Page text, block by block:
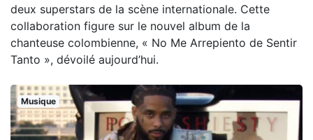
deux superstars de la scène internationale. Cette
collaboration figure sur le nouvel album de la
chanteuse colombienne, « No Me Arrepiento de Sentir
Tanto », dévoilé aujourd’hui.
Musique